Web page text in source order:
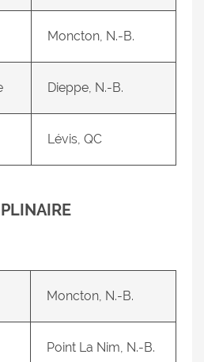
Moncton, N.-B.
Dieppe, N.-B.
Lévis, QC
Moncton, N.-B.
Point La Nim, N.-B.